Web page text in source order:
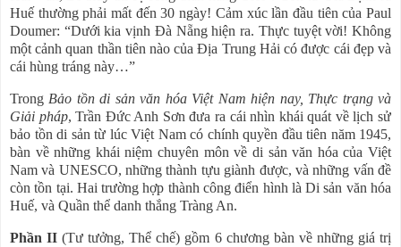
Huế thường phải mất đến 30 ngày! Cảm xúc lần đầu tiên của Paul
Doumer: “Dưới kia vịnh Đà Nẵng hiện ra. Thực tuyệt vời! Không
một cảnh quan thần tiên nào của Địa Trung Hải có được cái đẹp và
cái hùng tráng này…”
Trong Bảo tồn di sản văn hóa Việt Nam hiện nay, Thực trạng và
Giải pháp, Trần Đức Anh Sơn đưa ra cái nhìn khái quát về lịch sử
bảo tồn di sản từ lúc Việt Nam có chính quyền đầu tiên năm 1945,
bàn về những khái niệm chuyên môn về di sản văn hóa của Việt
Nam và UNESCO, những thành tựu giành được, và những vấn đề
còn tồn tại. Hai trường hợp thành công điển hình là Di sản văn hóa
Huế, và Quần thể danh thắng Tràng An.
Phần II (Tư tưởng, Thể chế) gồm 6 chương bàn về những giá trị